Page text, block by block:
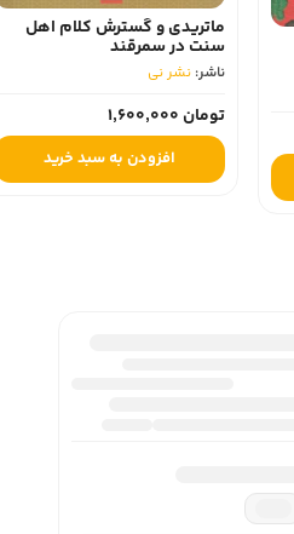
ماتریدی و گسترش کلام اهل
سنت در سمرقند
ناشر: نشر نی
تومان 1,600,000
افزودن به سبد خرید